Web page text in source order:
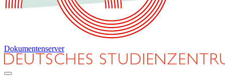
Dokumentenserver